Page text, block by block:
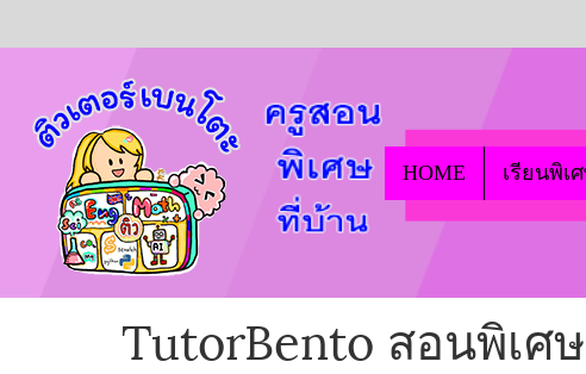
HOME เรียนพิเ
TutorBento สอนพิเศ